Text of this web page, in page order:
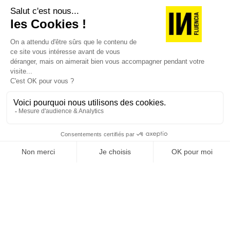
JE DÉCOUVRE LES NUMÉROS PRÉCÉDENTS
Je suis déjà abonné(e) :je consulte la revue en